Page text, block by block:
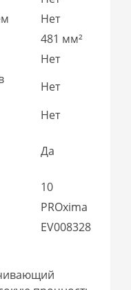
Нет
481 мм²
Нет
Нет
Нет
Да
10
PROxima
EV008328